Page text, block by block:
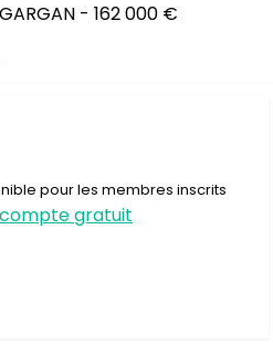
- 162 000 €
pour les membres inscrits
gratuit